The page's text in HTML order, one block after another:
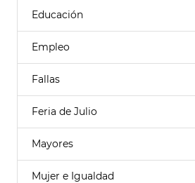
Educación
Empleo
Fallas
Feria de Julio
Mayores
Mujer e Igualdad